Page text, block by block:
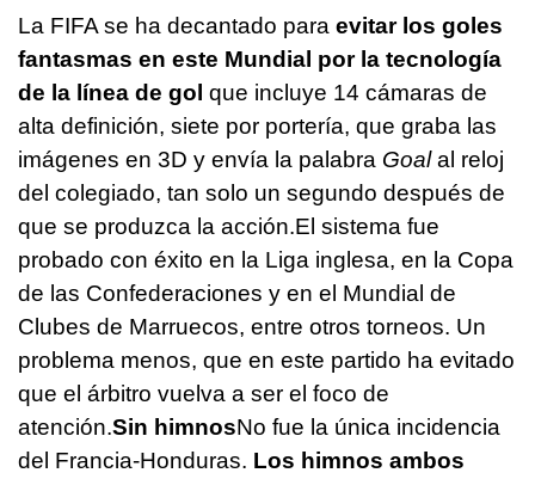
La FIFA se ha decantado para evitar los goles
fantasmas en este Mundial por la tecnología
de la línea de gol que incluye 14 cámaras de
alta definición, siete por portería, que graba las
imágenes en 3D y envía la palabra Goalal reloj
del colegiado, tan solo un segundo después de
que se produzca la acción.El sistema fue
probado con éxito en la Liga inglesa, en la Copa
de las Confederaciones y en el Mundial de
Clubes de Marruecos, entre otros torneos. Un
problema menos, que en este partido ha evitado
que el árbitro vuelva a ser el foco de
atención.Sin himnosNo fue la única incidencia
del Francia-Honduras. Los himnos ambos